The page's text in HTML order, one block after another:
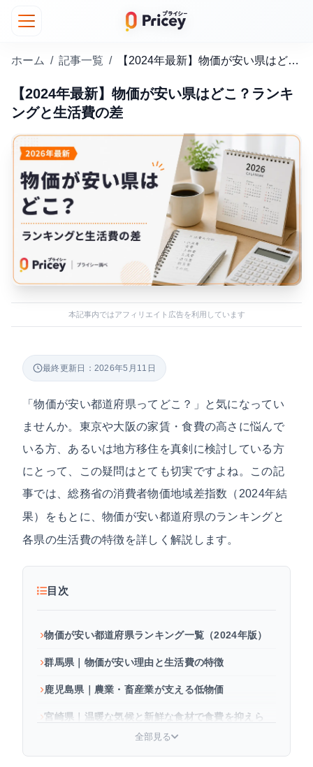
ホーム / 記事一覧 / 【2024年最新】物価が安い県はどこ？ランキングと生活費の差
【2024年最新】物価が安い県はどこ？ランキ
ングと生活費の差
本記事内ではアフィリエイト広告を利用しています
最終更新日：2026年5月11日
「物価が安い都道府県ってどこ？」と気になってい
ませんか。東京や大阪の家賃・食費の高さに悩んで
いる方、あるいは地方移住を真剣に検討している方
にとって、この疑問はとても切実ですよね。この記
事では、総務省の消費者物価地域差指数（2024年結
果）
をもとに、物価が安い都道府県のランキングと
各県の生活費の特徴を詳しく解説します。
目次
物価が安い都道府県ランキング一覧（2024年版）
群馬県｜物価が安い理由と生活費の特徴
鹿児島県｜農業・畜産業が支える低物価
宮崎県｜温暖な気候と新鮮な食材で食費を抑えら
岐阜県｜全国4位の穴場！中部地方で物価が安い県
全部見る